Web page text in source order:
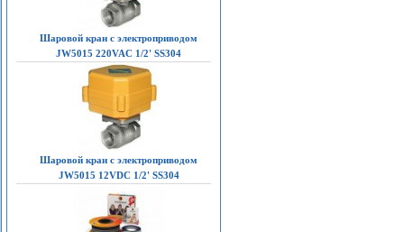
Шаровой кран с электроприводом
JW5015 220VAC 1/2' SS304
Шаровой кран с электроприводом
JW5015 12VDC 1/2' SS304